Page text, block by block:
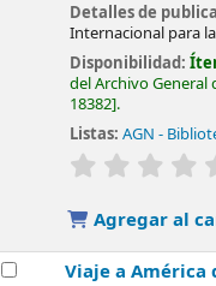
Detalles de
Internacional para
Disponibilidad:
del Archivo General
18382 .
Listas: AGN -
valoración
Agregar al
Viaje a América